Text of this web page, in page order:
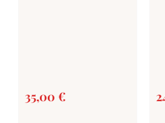
35,00 €